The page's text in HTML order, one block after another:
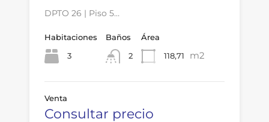
DPTO 26 | Piso 5…
Habitaciones
3
Baños
2
Área
118,71
m2
Venta
Consultar precio